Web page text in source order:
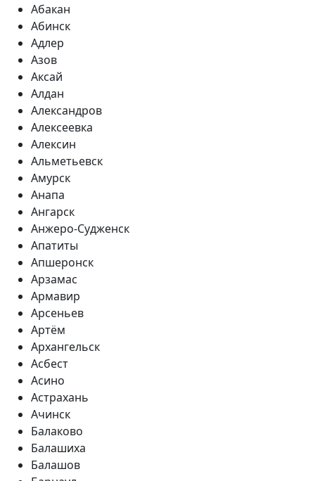
Абакан
Абинск
Адлер
Азов
Аксай
Алдан
Александров
Алексеевка
Алексин
Альметьевск
Амурск
Анапа
Ангарск
Анжеро-Судженск
Апатиты
Апшеронск
Арзамас
Армавир
Арсеньев
Артём
Архангельск
Асбест
Асино
Астрахань
Ачинск
Балаково
Балашиха
Балашов